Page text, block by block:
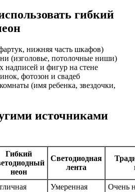
гибкий
нижняя часть шкафов)
(изголовье, потолочные ниши)
надписей и фигур на стене
фотозон и свадеб
(имя ребенка, звездочки,
источниками
Гибкий
неон
Светодиодная
лента
Умеренная Очень